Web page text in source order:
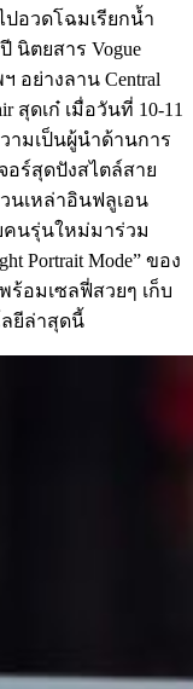
ปอวดโฉมเรียกน้ำ
นิตยสาร Vogue
อย่างลาน Central
สุดเก๋ เมื่อวันที่ 10-11
ามเป็นผู้นำด้านการ
อร์สุดปังสไตล์สาย
นเหล่าอินฟลูเอน
นรุ่นใหม่มาร่วม
Portrait Mode” ของ
ร้อมเซลฟี่สวยๆ เก็บ
ยีล่าสุดนี้